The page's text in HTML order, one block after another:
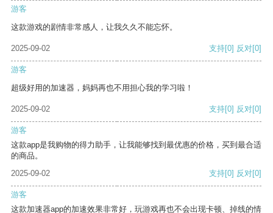
游客
这款游戏的剧情非常感人，让我久久不能忘怀。
2025-09-02 支持[0] 反对[0]
游客
超级好用的加速器，妈妈再也不用担心我的学习啦！
2025-09-02 支持[0] 反对[0]
游客
这款app是我购物的得力助手，让我能够找到最优惠的价格，买到最合适
的商品。
2025-09-02
支持[0] 反对[0]
游客
这款加速器app的加速效果非常好，玩游戏再也不会出现卡顿、掉线的情